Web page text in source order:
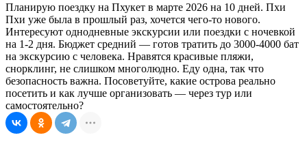
Планирую поездку на Пхукет в марте 2026 на 10 дней. Пхи
Пхи уже была в прошлый раз, хочется чего-то нового.
Интересуют однодневные экскурсии или поездки с ночевкой
на 1-2 дня. Бюджет средний — готов тратить до 3000-4000 бат
на экскурсию с человека. Нравятся красивые пляжи,
снорклинг, не слишком многолюдно. Еду одна, так что
безопасность важна. Посоветуйте, какие острова реально
посетить и как лучше организовать — через тур или
самостоятельно?